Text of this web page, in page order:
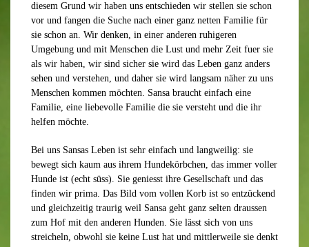
diesem Grund wir haben uns entschieden wir stellen sie schon
vor und fangen die Suche nach einer ganz netten Familie für
sie schon an. Wir denken, in einer anderen ruhigeren
Umgebung und mit Menschen die Lust und mehr Zeit fuer sie
als wir haben, wir sind sicher sie wird das Leben ganz anders
sehen und verstehen, und daher sie wird langsam näher zu uns
Menschen kommen möchten. Sansa braucht einfach eine
Familie, eine liebevolle Familie die sie versteht und die ihr
helfen möchte.
Bei uns Sansas Leben ist sehr einfach und langweilig: sie
bewegt sich kaum aus ihrem Hundekörbchen, das immer voller
Hunde ist (echt süss). Sie geniesst ihre Gesellschaft und das
finden wir prima. Das Bild vom vollen Korb ist so entzückend
und gleichzeitig traurig weil Sansa geht ganz selten draussen
zum Hof mit den anderen Hunden. Sie lässt sich von uns
streicheln, obwohl sie keine Lust hat und mittlerweile sie denkt